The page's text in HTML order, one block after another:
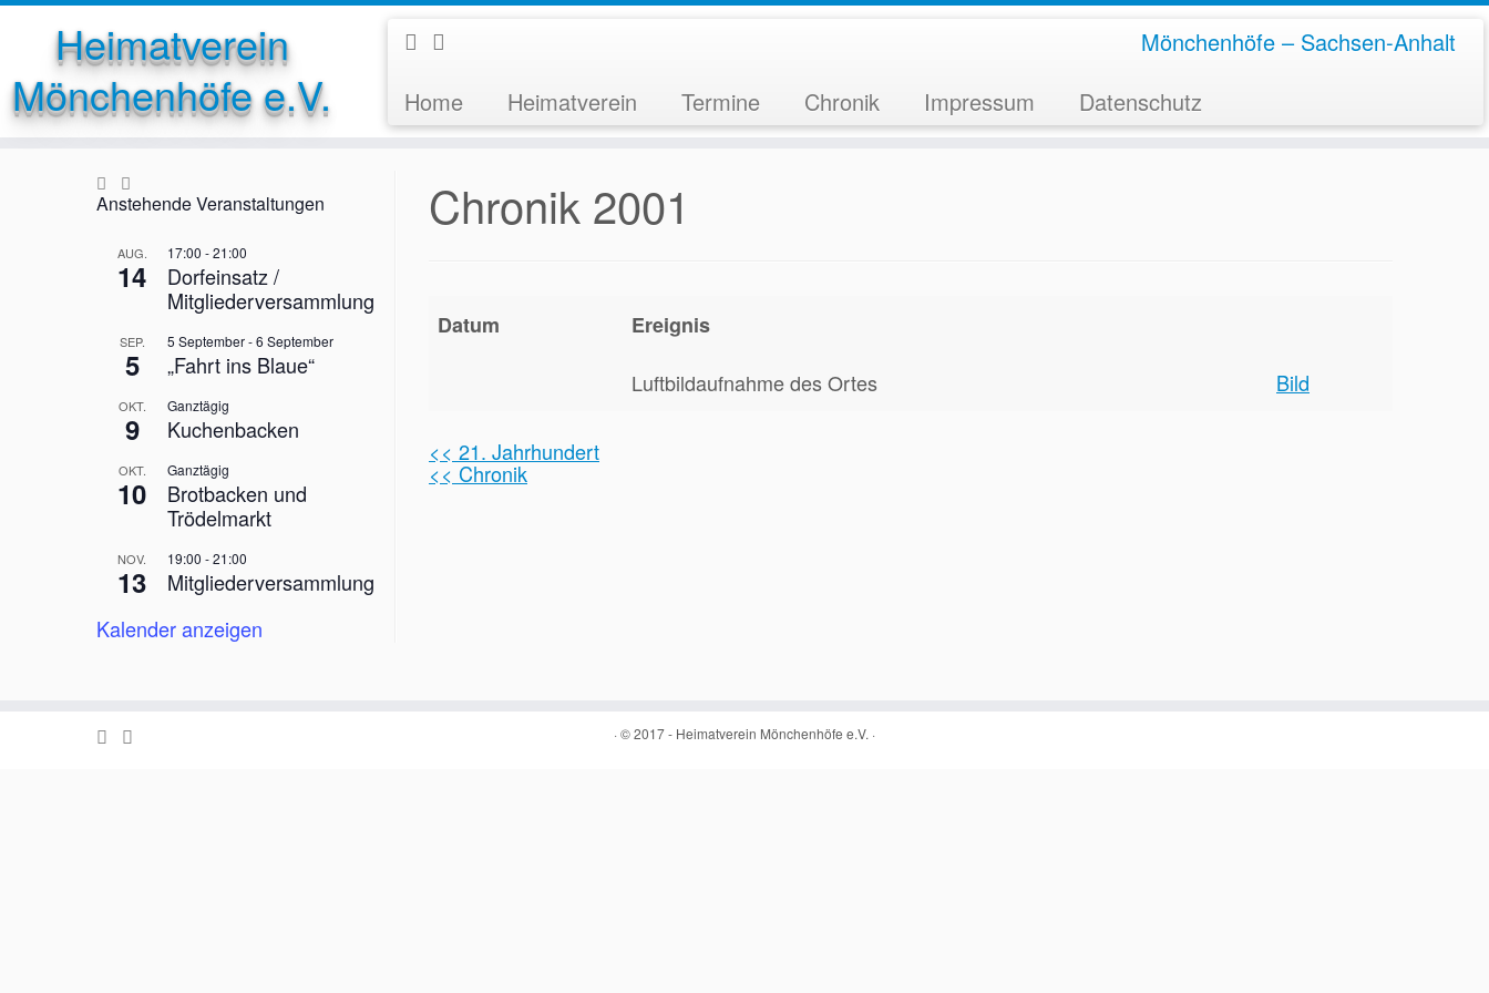
Heimatverein
Mönchenhöfe e.V.
Mönchenhöfe – Sachsen-Anhalt
Home
Heimatverein Termine Chronik Impressum Datenschutz
Anstehende Veranstaltungen
AUG.
14
17:00 -21:00
Dorfeinsatz /
Mitgliederversammlung
SEP.
5
5 September-6 September
„Fahrt ins Blaue“
OKT.
9
Ganztägig
Kuchenbacken
OKT.
10
Ganztägig
Brotbacken und
Trödelmarkt
NOV.
13
19:00 -21:00
Mitgliederversammlung
Kalender anzeigen
Chronik 2001
Datum
Ereignis
Luftbildaufnahme des Ortes
Bild
<< 21. Jahrhundert
<< Chronik
·© 2017 - Heimatverein Mönchenhöfe e.V. ·